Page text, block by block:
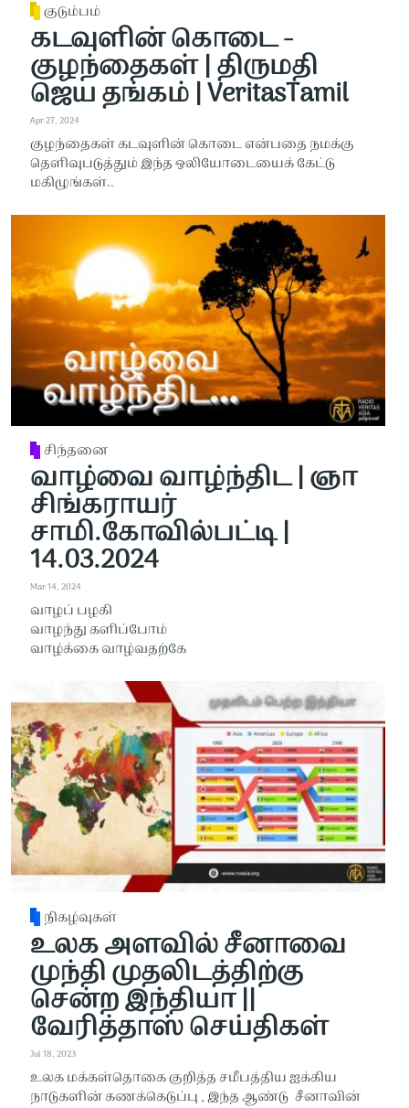
குடும்பம்
கடவுளின் கொடை -
குழந்தைகள் | திருமதி
ஜெய தங்கம் | VeritasTamil
Apr 27, 2024
குழந்தைகள் கடவுளின் கொடை என்பதை நமக்கு
தெளிவுபடுத்தும் இந்த ஒலியோடையைக் கேட்டு
மகிழுங்கள்..
சிந்தனை
வாழ்வை வாழ்ந்திட | ஞா
சிங்கராயர்
சாமி.கோவில்பட்டி |
14.03.2024
Mar 14, 2024
வாழப் பழகி
வாழந்து களிப்போம்
வாழ்க்கை வாழ்வதற்கே
நிகழ்வுகள்
உலக அளவில் சீனாவை
முந்தி முதலிடத்திற்கு
சென்ற இந்தியா ||
வேரித்தாஸ் செய்திகள்
Jul 18, 2023
உலக மக்கள்தொகை குறித்த சமீபத்திய ஐக்கிய
நாடுகளின் கணக்கெடுப்பு , இந்த ஆண்டு சீனாவின்